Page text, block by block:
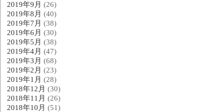
2019年9月 (26)
2019年8月 (40)
2019年7月 (38)
2019年6月 (30)
2019年5月 (38)
2019年4月 (47)
2019年3月 (68)
2019年2月 (23)
2019年1月 (28)
2018年12月 (30)
2018年11月 (26)
2018年10月 (51)